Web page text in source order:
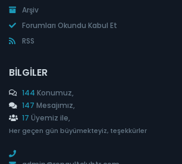
Arşiv
Forumları Okundu Kabul Et
RSS
BILGILER
144 Konumuz,
147 Mesajımız,
17 Üyemiz ile,
Her geçen gün büyümekteyiz, teşekkürler